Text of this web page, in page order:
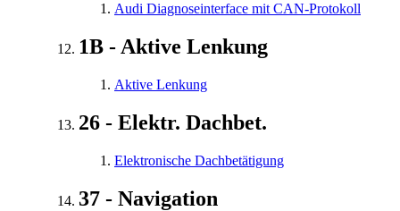
Audi Diagnoseinterface mit CAN-Protokoll
1B - Aktive Lenkung
Aktive Lenkung
26 - Elektr. Dachbet.
Elektronische Dachbetätigung
37 - Navigation